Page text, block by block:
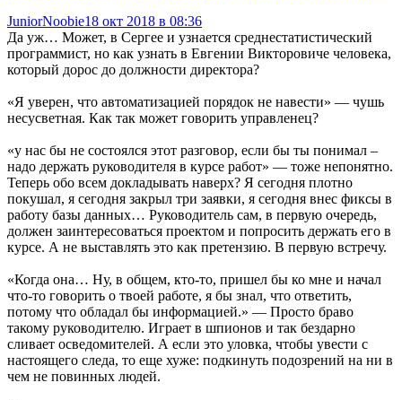
JuniorNoobie18 окт 2018 в 08:36
Да уж… Может, в Сергее и узнается среднестатистический
программист, но как узнать в Евгении Викторовиче человека,
который дорос до должности директора?
«Я уверен, что автоматизацией порядок не навести» — чушь
несусветная. Как так может говорить управленец?
«у нас бы не состоялся этот разговор, если бы ты понимал –
надо держать руководителя в курсе работ» — тоже непонятно.
Теперь обо всем докладывать наверх? Я сегодня плотно
покушал, я сегодня закрыл три заявки, я сегодня внес фиксы в
работу базы данных… Руководитель сам, в первую очередь,
должен заинтересоваться проектом и попросить держать его в
курсе. А не выставлять это как претензию. В первую встречу.
«Когда она… Ну, в общем, кто-то, пришел бы ко мне и начал
что-то говорить о твоей работе, я бы знал, что ответить,
потому что обладал бы информацией.» — Просто браво
такому руководителю. Играет в шпионов и так бездарно
сливает осведомителей. А если это уловка, чтобы увести с
настоящего следа, то еще хуже: подкинуть подозрений на ни в
чем не повинных людей.